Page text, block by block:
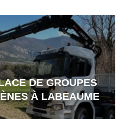
DE GROUPES
À LABEAUME